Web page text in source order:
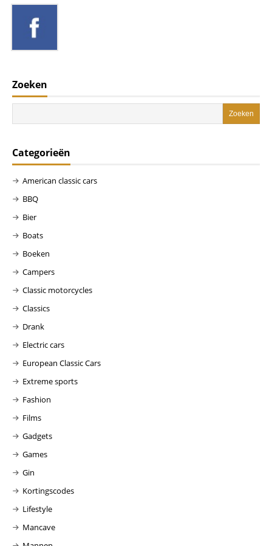
Zoeken
Categorieën
American classic cars
BBQ
Bier
Boats
Boeken
Campers
Classic motorcycles
Classics
Drank
Electric cars
European Classic Cars
Extreme sports
Fashion
Films
Gadgets
Games
Gin
Kortingscodes
Lifestyle
Mancave